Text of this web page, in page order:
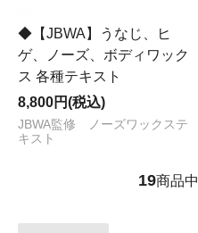
◆【JBWA】うなじ、ヒ
ゲ、ノーズ、ボディワック
ス 各種テキスト
8,800円(税込)
JBWA監修 ノーズワックステ
キスト
19商品中